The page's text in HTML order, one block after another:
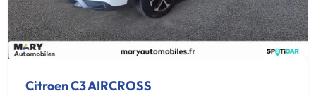
Citroen C3 AIRCROSS